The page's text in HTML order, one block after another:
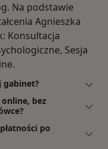
Na podstawie
Agnieszka
Konsultacja
Sesja
gabinet?
bez
po